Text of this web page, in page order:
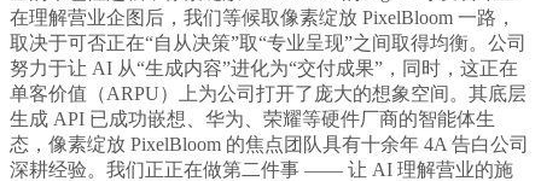
在理解营业企图后，我们等候取像素绽放 PixelBloom 一路，
取决于可否正在“自从决策”取“专业呈现”之间取得均衡。公司
努力于让 AI 从“生成内容”进化为“交付成果”，同时，这正在
单客价值（ARPU）上为公司打开了庞大的想象空间。其底层
生成 API 已成功嵌想、华为、荣耀等硬件厂商的智能体生
态，像素绽放 PixelBloom 的焦点团队具有十余年 4A 告白公司
深耕经验。我们正正在做第二件事 —— 让 AI 理解营业的施